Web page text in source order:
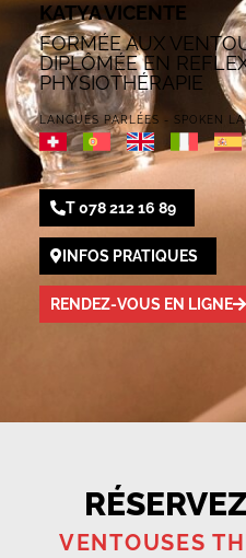
KATYA VICENTE
FORMÉE AUX
DIPLÔMÉE EN
PHYSIOTHÉRAPIE
LANGUES PARLÉES - SPOKEN
T 078 212 16 89
INFOS PRATIQUES
RENDEZ-VOUS EN LIGNE
VENTOUSES